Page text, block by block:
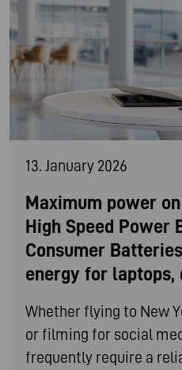
13. January 2026
Maximum power
High Speed Power
Consumer
energy for laptops,
Whether flying to New
or filming for social
frequently require a